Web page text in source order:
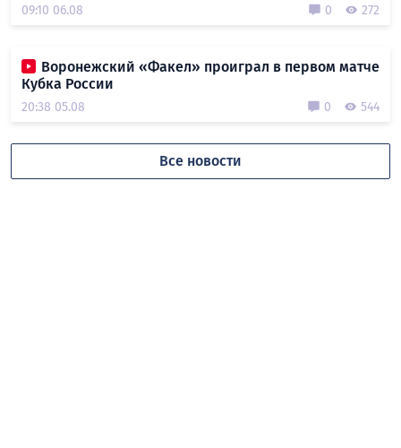
09:10 06.08 0 272
Воронежский «Факел» проиграл в первом матче
Кубка России
20:38 05.08 0 544
Все новости